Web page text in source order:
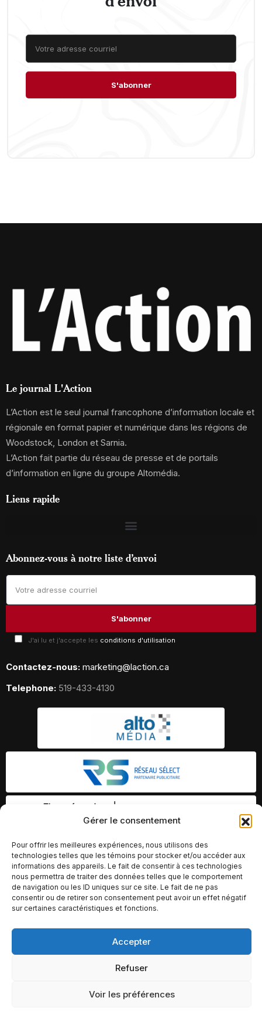
Gérer le consentement
Pour offrir les meilleures expériences, nous utilisons des
technologies telles que les témoins pour stocker et/ou accéder aux
informations des appareils. Le fait de consentir à ces technologies
nous permettra de traiter des données telles que le comportement
de navigation ou les ID uniques sur ce site. Le fait de ne pas
consentir ou de retirer son consentement peut avoir un effet négatif
sur certaines caractéristiques et fonctions.
Accepter
Refuser
Voir les préférences
Le journal L'Action
L’Action est le seul journal francophone d’information locale et
régionale en format papier et numérique dans les régions de
Woodstock, London et Sarnia.
L’Action fait partie du réseau de presse et de portails
d’information en ligne du groupe Altomédia.
Liens rapide
Abonnez-vous à notre liste d’envoi
J'ai lu et j'accepte les conditions d'utilisation
Contactez-nous: marketing@laction.ca
Telephone: 519-433-4130
© Copyright 2026 – Altomédia Inc |